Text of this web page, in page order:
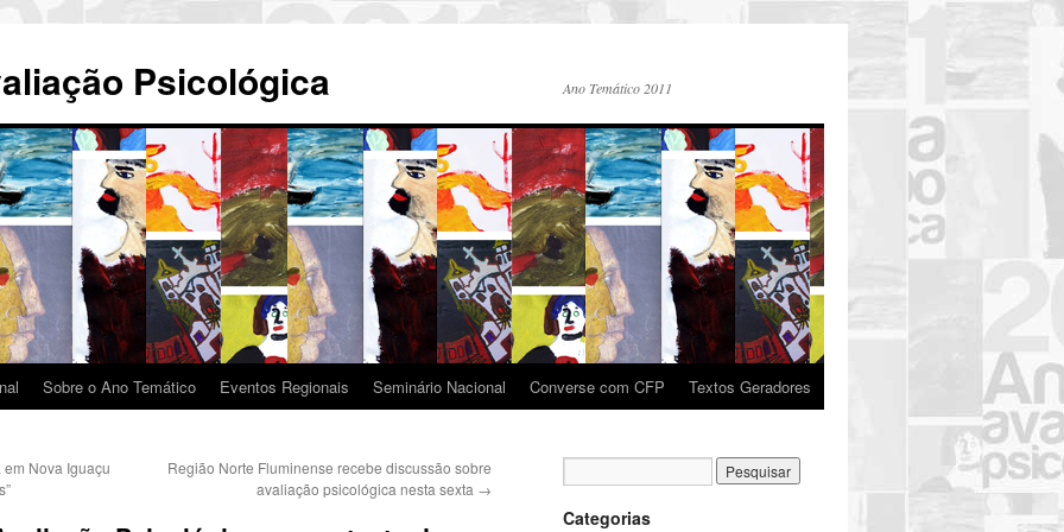
Psicológica Ano Temático 2011
Sobre o Ano Temático Eventos Regionais Seminário Nacional Converse com CFP Textos Geradores
Nova Iguaçu
Região Norte Fluminense recebe discussão sobre
avaliação psicológica nesta sexta →
Categorias